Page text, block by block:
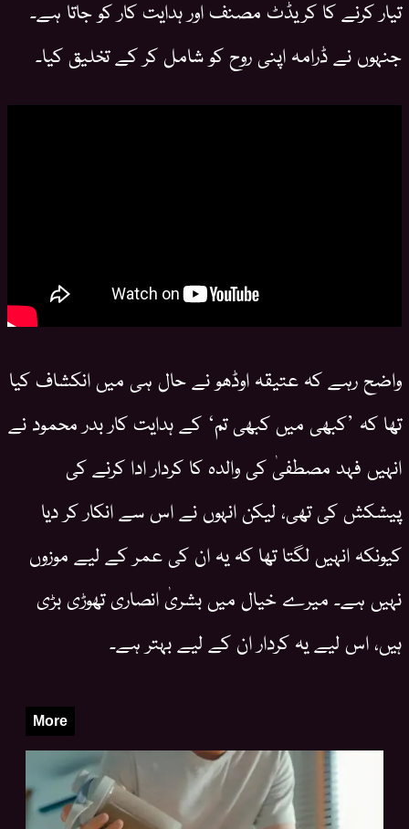
تیار کرنے کا کریڈٹ مصنف اور ہدایت کار کو جاتا ہے۔
جنہوں نے ڈرامہ اپنی روح کو شامل کر کے تخلیق کیا۔
واضح رہے کہ عتیقہ اوڈھو نے حال ہی میں انکشاف کیا
تھا کہ ’کبھی میں کبھی تم‘ کے ہدایت کار بدر محمود نے
انہیں فہد مصطفیٰ کی والدہ کا کردار ادا کرنے کی
پیشکش کی تھی، لیکن انہوں نے اس سے انکار کر دیا
کیونکہ انہیں لگتا تھا کہ یہ ان کی عمر کے لیے موزوں
نہیں ہے۔ میرے خیال میں بشریٰ انصاری تھوڑی بڑی
ہیں، اس لیے یہ کردار ان کے لیے بہتر ہے۔
More